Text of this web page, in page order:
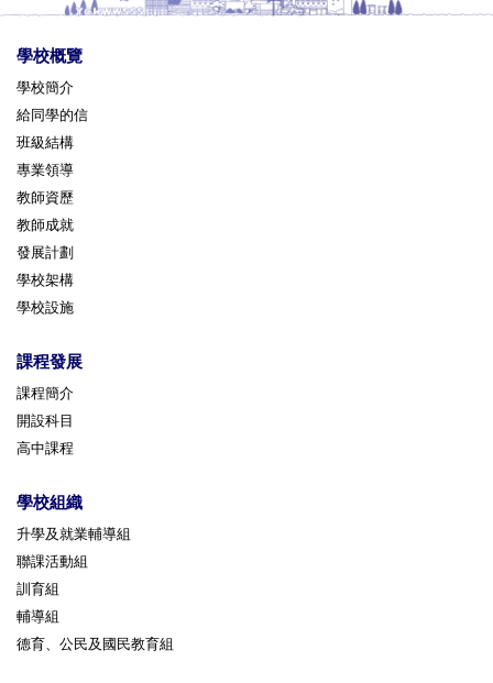
學校概覽
學校簡介
給同學的信
班級結構
專業領導
教師資歷
教師成就
發展計劃
學校架構
學校設施
課程發展
課程簡介
開設科目
高中課程
學校組織
升學及就業輔導組
聯課活動組
訓育組
輔導組
德育、公民及國民教育組